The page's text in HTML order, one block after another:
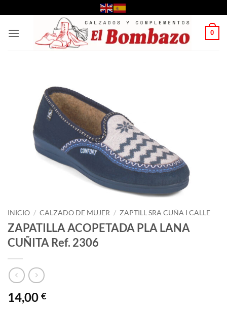
al
contenido
0
INICIO / CALZADO DE MUJER / ZAPTILL SRA CUÑA I CALLE
ZAPATILLA ACOPETADA PLA LANA
CUÑITA Ref. 2306
14,00 €